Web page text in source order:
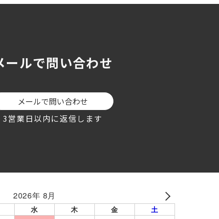
ールで問い合わせ
メールで問い合わせ
3営業日以内に返信します
2026年 8月
水 木 金 土